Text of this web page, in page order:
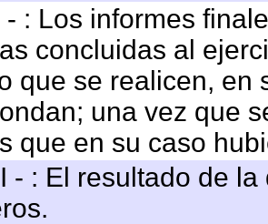
- : Los informes
concluidas al
que se realicen, en
una vez que
que en su caso
- : El resultado de